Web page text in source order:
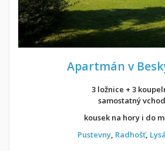
Apartmán v
3 ložnice + 3
samostatný vchod
kousek na hory i do
Pustevny, Radhošť,